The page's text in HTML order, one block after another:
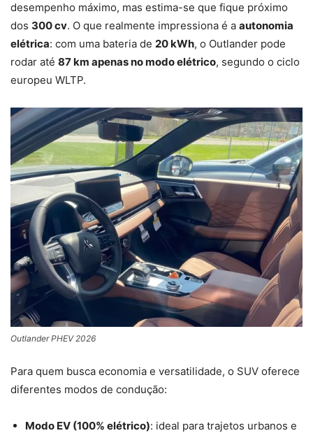
desempenho máximo, mas estima-se que fique próximo
dos 300 cv. O que realmente impressiona é a autonomia
elétrica: com uma bateria de 20 kWh, o Outlander pode
rodar até 87 km apenas no modo elétrico, segundo o ciclo
europeu WLTP.
Outlander PHEV 2026
Para quem busca economia e versatilidade, o SUV oferece
diferentes modos de condução:
Modo EV (100% elétrico): ideal para trajetos urbanos e